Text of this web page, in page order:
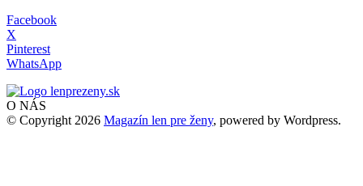
Facebook
X
Pinterest
WhatsApp
O NÁS
© Copyright 2026 Magazín len pre ženy, powered by Wordpress.